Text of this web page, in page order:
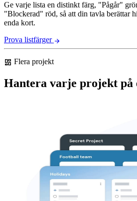
Ge varje lista en distinkt färg, "Pågår"
"Blockerad" röd, så att din tavla berättar
enda kort.
Prova listfärger arrow_forward
dashboard Flera projekt
Hantera varje projekt på